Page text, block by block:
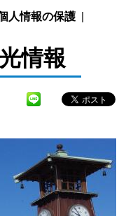
人情報の保護
情報